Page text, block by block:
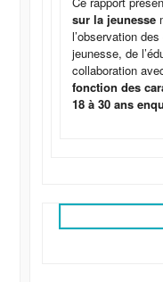
sur la jeunesse
l’observation
jeunesse, de
collaboration
fonction des
18 à 30 ans